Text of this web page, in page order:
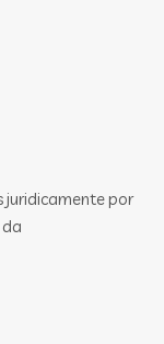
juridicamente por